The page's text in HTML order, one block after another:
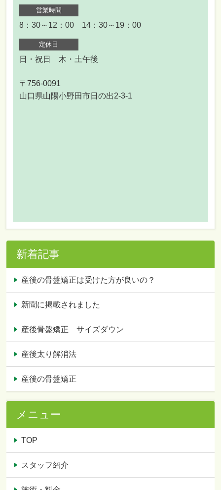
営業時間
8：30～12：00 14：30～19：00
定休日
日・祝日 木・土午後
〒756-0091
山口県山陽小野田市日の出2-3-1
新着記事
産後の骨盤矯正は受けた方が良いの？
新聞に掲載されました
産後骨盤矯正 サイズダウン
産後太り解消法
産後の骨盤矯正
メニュー
TOP
スタッフ紹介